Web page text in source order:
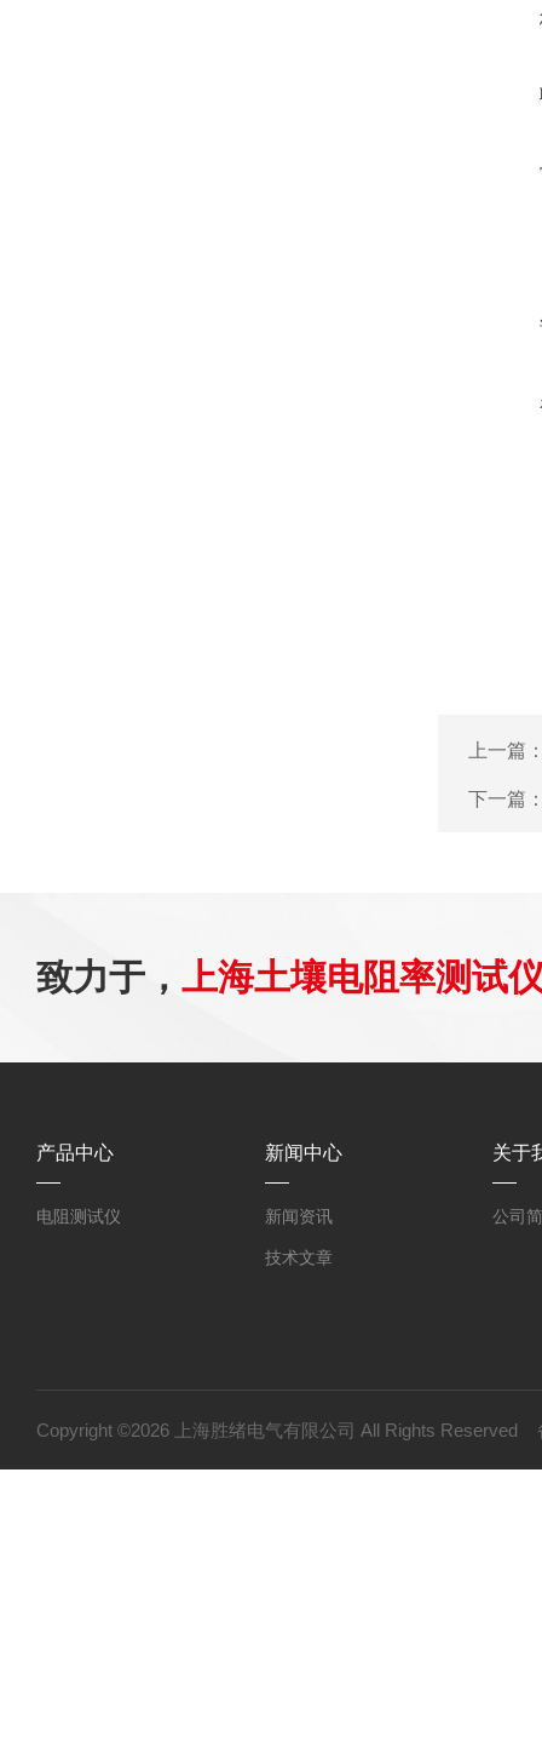
上一篇
下一篇
致力于， 上海土壤电阻率测试
产品中心
电阻测试仪
新闻中心
新闻资讯
技术文章
关于
公司
Copyright ©2026 上海胜绪电气有限公司 All Rights Reserved